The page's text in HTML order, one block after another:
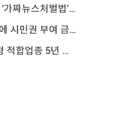
스처벌법' 항의 서한
권 부여 금지' 행정 ...
5년 연장…대기업 ...